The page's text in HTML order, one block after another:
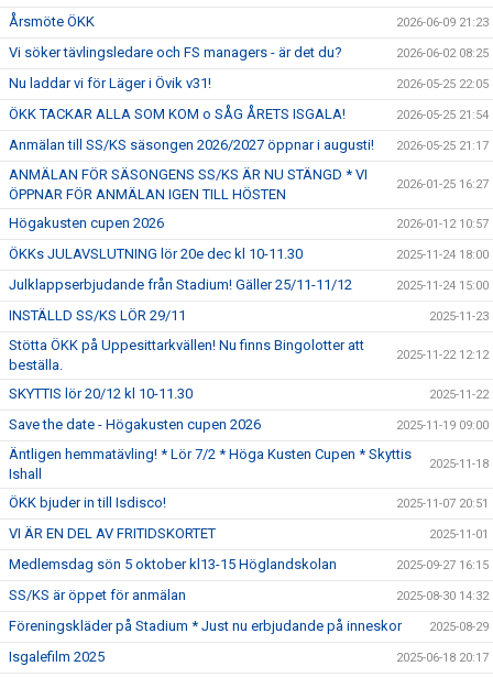
Årsmöte ÖKK 2026-06-09 21:23
Vi söker tävlingsledare och FS managers - är det du? 2026-06-02 08:25
Nu laddar vi för Läger i Övik v31! 2026-05-25 22:05
ÖKK TACKAR ALLA SOM KOM o SÅG ÅRETS ISGALA! 2026-05-25 21:54
Anmälan till SS/KS säsongen 2026/2027 öppnar i augusti! 2026-05-25 21:17
ANMÄLAN FÖR SÄSONGENS SS/KS ÄR NU STÄNGD * VI
ÖPPNAR FÖR ANMÄLAN IGEN TILL HÖSTEN
2026-01-25 16:27
Högakusten cupen 2026 2026-01-12 10:57
ÖKKs JULAVSLUTNING lör 20e dec kl 10-11.30 2025-11-24 18:00
Julklappserbjudande från Stadium! Gäller 25/11-11/12 2025-11-24 15:00
INSTÄLLD SS/KS LÖR 29/11 2025-11-23
Stötta ÖKK på Uppesittarkvällen! Nu finns Bingolotter att
beställa.
2025-11-22 12:12
SKYTTIS lör 20/12 kl 10-11.30 2025-11-22
Save the date - Högakusten cupen 2026 2025-11-19 09:00
Äntligen hemmatävling! * Lör 7/2 * Höga Kusten Cupen * Skyttis
Ishall
2025-11-18
ÖKK bjuder in till Isdisco! 2025-11-07 20:51
VI ÄR EN DEL AV FRITIDSKORTET 2025-11-01
Medlemsdag sön 5 oktober kl13-15 Höglandskolan 2025-09-27 16:15
SS/KS är öppet för anmälan 2025-08-30 14:32
Föreningskläder på Stadium * Just nu erbjudande på inneskor 2025-08-29
Isgalefilm 2025 2025-06-18 20:17